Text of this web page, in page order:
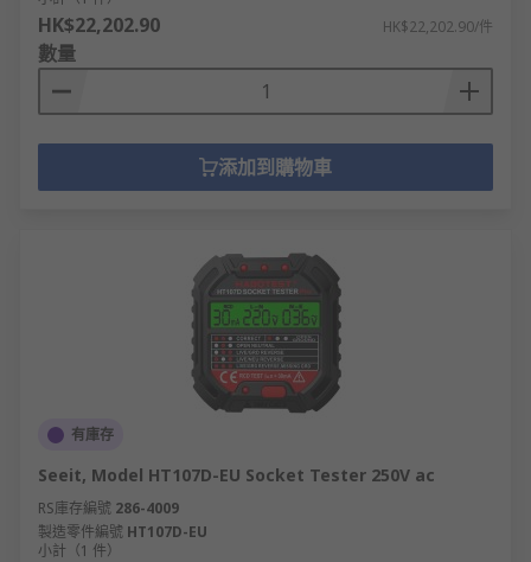
HK$22,202.90 HK$22,202.90/件
數量
添加到購物車
有庫存
Seeit, Model HT107D-EU Socket Tester 250V ac
RS庫存編號 286-4009
製造零件編號 HT107D-EU
小計（1 件）